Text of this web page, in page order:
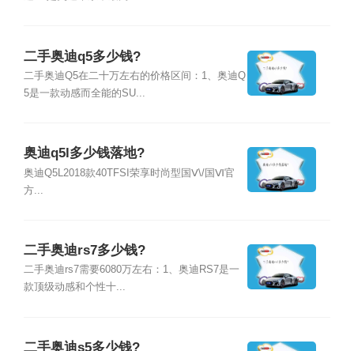
二手奥迪q5多少钱?
二手奥迪Q5在二十万左右的价格区间：1、奥迪Q
5是一款动感而全能的SU...
奥迪q5l多少钱落地?
奥迪Q5L2018款40TFSI荣享时尚型国Ⅴ\/国Ⅵ官
方...
二手奥迪rs7多少钱?
二手奥迪rs7需要6080万左右：1、奥迪RS7是一
款顶级动感和个性十...
二手奥迪s5多少钱?